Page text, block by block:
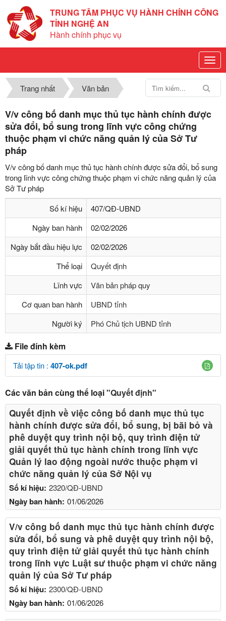
TRUNG TÂM PHỤC VỤ HÀNH CHÍNH CÔNG
TỈNH NGHỆ AN
Hành chính phục vụ
Trang nhất Văn bản
V/v công bố danh mục thủ tục hành chính được
sửa đổi, bổ sung trong lĩnh vực công chứng
thuộc phạm vi chức năng quản lý của Sở Tư
pháp
V/v công bố danh mục thủ tục hành chính được sửa đổi, bổ sung
trong lĩnh vực công chứng thuộc phạm vi chức năng quản lý của
Sở Tư pháp
Số kí hiệu
407/QĐ-UBND
Ngày ban hành
02/02/2026
Ngày bắt đầu hiệu lực
02/02/2026
Thể loại
Quyết định
Lĩnh vực
Văn bản pháp quy
Cơ quan ban hành
UBND tỉnh
Người ký
Phó Chủ tịch UBND tỉnh
File đính kèm
Tải tập tin : 407-ok.pdf
Các văn bản cùng thể loại"Quyết định"
Số kí hiệu: 2320/QĐ-UBND
Ngày ban hành: 01/06/2026
Quyết định về việc công bố danh mục thủ tục
hành chính được sửa đổi, bổ sung, bị bãi bỏ và
phê duyệt quy trình nội bộ, quy trình điện tử
giải quyết thủ tục hành chính trong lĩnh vực
Quản lý lao động ngoài nước thuộc phạm vi
chức năng quản lý của Sở Nội vụ
Số kí hiệu: 2300/QĐ-UBND
Ngày ban hành: 01/06/2026
V/v công bố danh mục thủ tục hành chính được
sửa đổi, bổ sung và phê duyệt quy trình nội bộ,
quy trình điện tử giải quyết thủ tục hành chính
trong lĩnh vực Luật sư thuộc phạm vi chức năng
quản lý của Sở Tư pháp